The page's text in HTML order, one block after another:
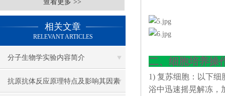
查看更多 >>
相关文章
RELEVANT ARTICLES
​分子生物学实验内容简介
抗原抗体反应原理特点及影响其因素
二、细胞培养操
1) 复苏细胞：以下
浴中迅速摇晃解冻，